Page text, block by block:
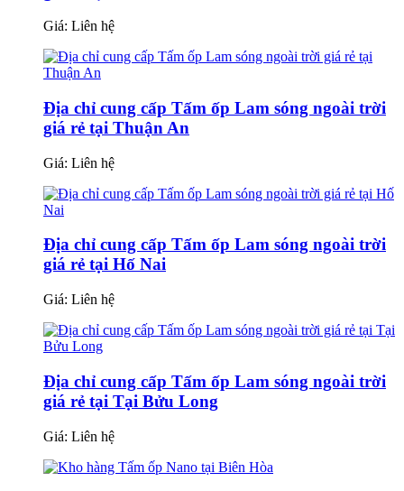
Giá: Liên hệ
Địa chỉ cung cấp Tấm ốp Lam sóng ngoài trời
giá rẻ tại Thuận An
Giá: Liên hệ
Địa chỉ cung cấp Tấm ốp Lam sóng ngoài trời
giá rẻ tại Hố Nai
Giá: Liên hệ
Địa chỉ cung cấp Tấm ốp Lam sóng ngoài trời
giá rẻ tại Tại Bửu Long
Giá: Liên hệ